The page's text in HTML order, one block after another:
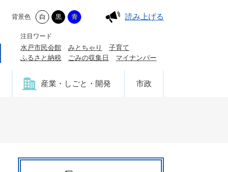
背景色 白 黒 青 読み上げる
注目ワード
水戸市民会館 みとちゃり
子育て
ふるさと納税
ごみの収集日 マイナンバー
産業・しごと・開発 市政